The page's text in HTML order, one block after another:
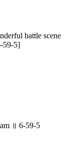
battle scene
59-5]
॥ 6-59-5